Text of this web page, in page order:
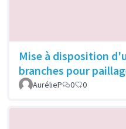
Mise à disposition
branches pour
AurélieP 0 0